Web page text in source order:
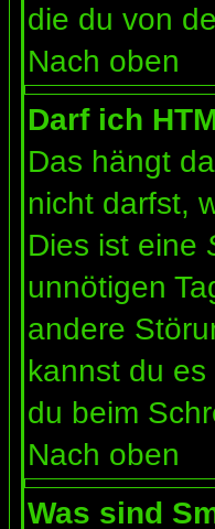
die du von
Nach oben
Darf ich
Das hängt
nicht darfst,
Dies ist eine
unnötigen
andere
kannst du
du beim
Nach oben
Was sind